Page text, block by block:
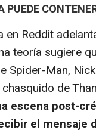
Reddit
teoría sugiere
Spider-Man,
de
escena post-
el mensaje